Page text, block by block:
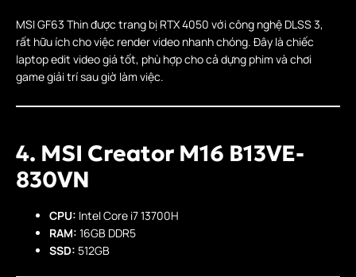
MSI GF63 Thin được trang bị RTX 4050 với công nghệ DLSS 3,
rất hữu ích cho việc render video nhanh chóng. Đây là chiếc
laptop edit video giá tốt, phù hợp cho cả dựng phim và chơi
game giải trí sau giờ làm việc.
4. MSI Creator M16 B13VE-
830VN
CPU: Intel Core i7 13700H
RAM: 16GB DDR5
SSD: 512GB